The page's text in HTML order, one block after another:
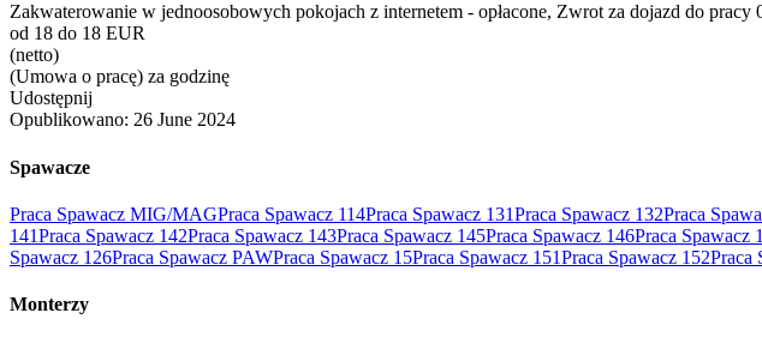
Zakwaterowanie w jednoosobowych pokojach z internetem - opłacone, Zwrot za dojazd do pracy
od 18 do 18 EUR
(netto)
(Umowa o pracę) za godzinę
Udostępnij
Opublikowano: 26 June 2024
Spawacze
Praca Spawacz MIG/MAGPraca Spawacz 114Praca Spawacz 131Praca Spawacz 132Praca
141Praca Spawacz 142Praca Spawacz 143Praca Spawacz 145Praca Spawacz 146Praca Spawacz
Spawacz 126Praca Spawacz PAWPraca Spawacz 15Praca Spawacz 151Praca Spawacz 152Praca
Monterzy